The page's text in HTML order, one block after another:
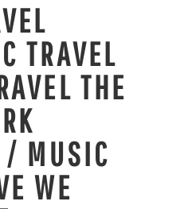
TRAVEL
THE
MUSIC
WE